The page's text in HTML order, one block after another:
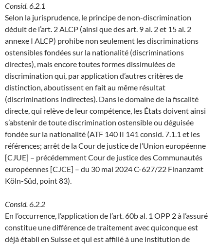
Consid. 6.2.1
Selon la jurisprudence, le principe de non-discrimination
déduit de l’art. 2 ALCP (ainsi que des art. 9 al. 2 et 15 al. 2
annexe I ALCP) prohibe non seulement les discriminations
ostensibles fondées sur la nationalité (discriminations
directes), mais encore toutes formes dissimulées de
discrimination qui, par application d’autres critères de
distinction, aboutissent en fait au même résultat
(discriminations indirectes). Dans le domaine de la fiscalité
directe, qui relève de leur compétence, les États doivent ainsi
s’abstenir de toute discrimination ostensible ou déguisée
fondée sur la nationalité (ATF 140 II 141 consid. 7.1.1 et les
références; arrêt de la Cour de justice de l’Union européenne
[CJUE] – précédemment Cour de justice des Communautés
européennes [CJCE] – du 30 mai 2024 C-627/22 Finanzamt
Köln-Süd, point 83).
Consid. 6.2.2
En l’occurrence, l’application de l’art. 60b al. 1 OPP 2 à l’assuré
constitue une différence de traitement avec quiconque est
déjà établi en Suisse et qui est affilié à une institution de